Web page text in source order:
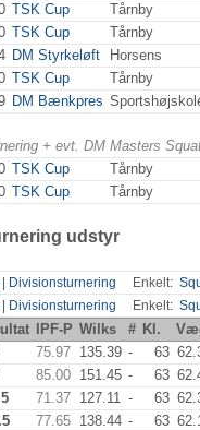
TSK Cup Tårnby
TSK Cup Tårnby
DM Styrkeløft Horsens
TSK Cup Tårnby
DM Bænkpres
+ evt. DM Masters
TSK Cup Tårnby
TSK Cup Tårnby
udstyr
Divisionsturnering Enkelt:
Divisionsturnering Enkelt:
IPF-P Wilks # Kl.
75.97 135.39 - 63
85.00 151.45 - 63
71.37 127.11 - 63
77.65 138.44 - 63